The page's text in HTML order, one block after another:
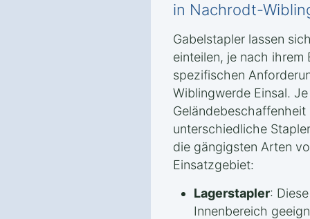
in Nachrodt-
Gabelstapler lassen
einteilen, je nach
spezifischen
Wiblingwerde Einsal.
unterschiedliche
die gängigsten Arten
Einsatzgebiet:
Lagerstapler:
Innenbereich